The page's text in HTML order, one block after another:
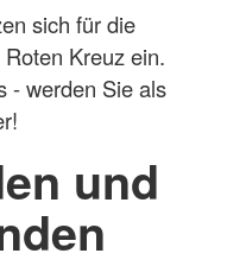
sich für die
Kreuz ein.
- werden Sie als
und